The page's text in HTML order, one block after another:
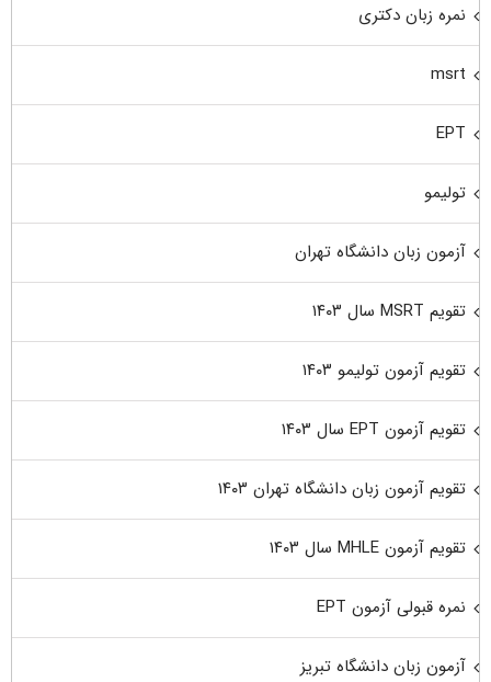
نمره زبان دکتری
msrt
EPT
تولیمو
آزمون زبان دانشگاه تهران
تقویم MSRT سال ۱۴۰۳
تقویم آزمون تولیمو ۱۴۰۳
تقویم آزمون EPT سال ۱۴۰۳
تقویم آزمون زبان دانشگاه تهران ۱۴۰۳
تقویم آزمون MHLE سال ۱۴۰۳
نمره قبولی آزمون EPT
آزمون زبان دانشگاه تبریز